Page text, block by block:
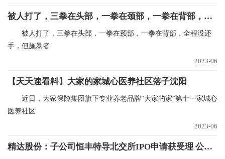
被人打了，三拳在头部，一拳在颈部，一拳在背部，全程没还手，但施暴者未满16周岁|全球速递
被人打了，三拳在头部，一拳在颈部，一拳在背部，全程没还
手，但施暴者
2023-06
【天天速看料】大家的家城心医养社区落子沈阳
近日，大家保险集团旗下专业养老品牌“大家的家”第十一家城心
医养社区
2023-06
精达股份：子公司恒丰特导北交所IPO申请获受理 公司持有80.69%股份